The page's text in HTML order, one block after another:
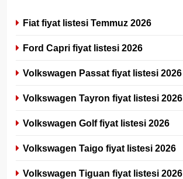
Fiat fiyat listesi Temmuz 2026
Ford Capri fiyat listesi 2026
Volkswagen Passat fiyat listesi 2026
Volkswagen Tayron fiyat listesi 2026
Volkswagen Golf fiyat listesi 2026
Volkswagen Taigo fiyat listesi 2026
Volkswagen Tiguan fiyat listesi 2026